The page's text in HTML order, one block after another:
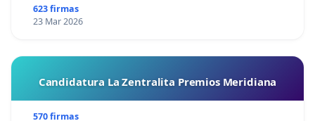
623 firmas
23 Mar 2026
Candidatura La Zentralita Premios Meridiana
570 firmas